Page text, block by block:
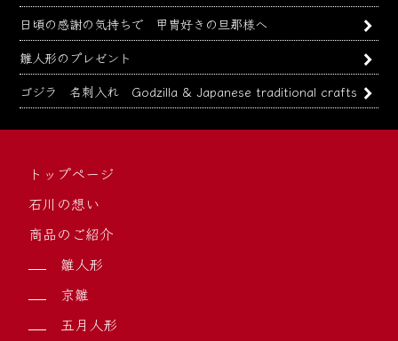
日頃の感謝の気持ちで 甲冑好きの旦那様へ
雛人形のプレゼント
ゴジラ 名刺入れ Godzilla & Japanese traditional crafts
トップページ
石川の想い
商品のご紹介
雛人形
京雛
五月人形